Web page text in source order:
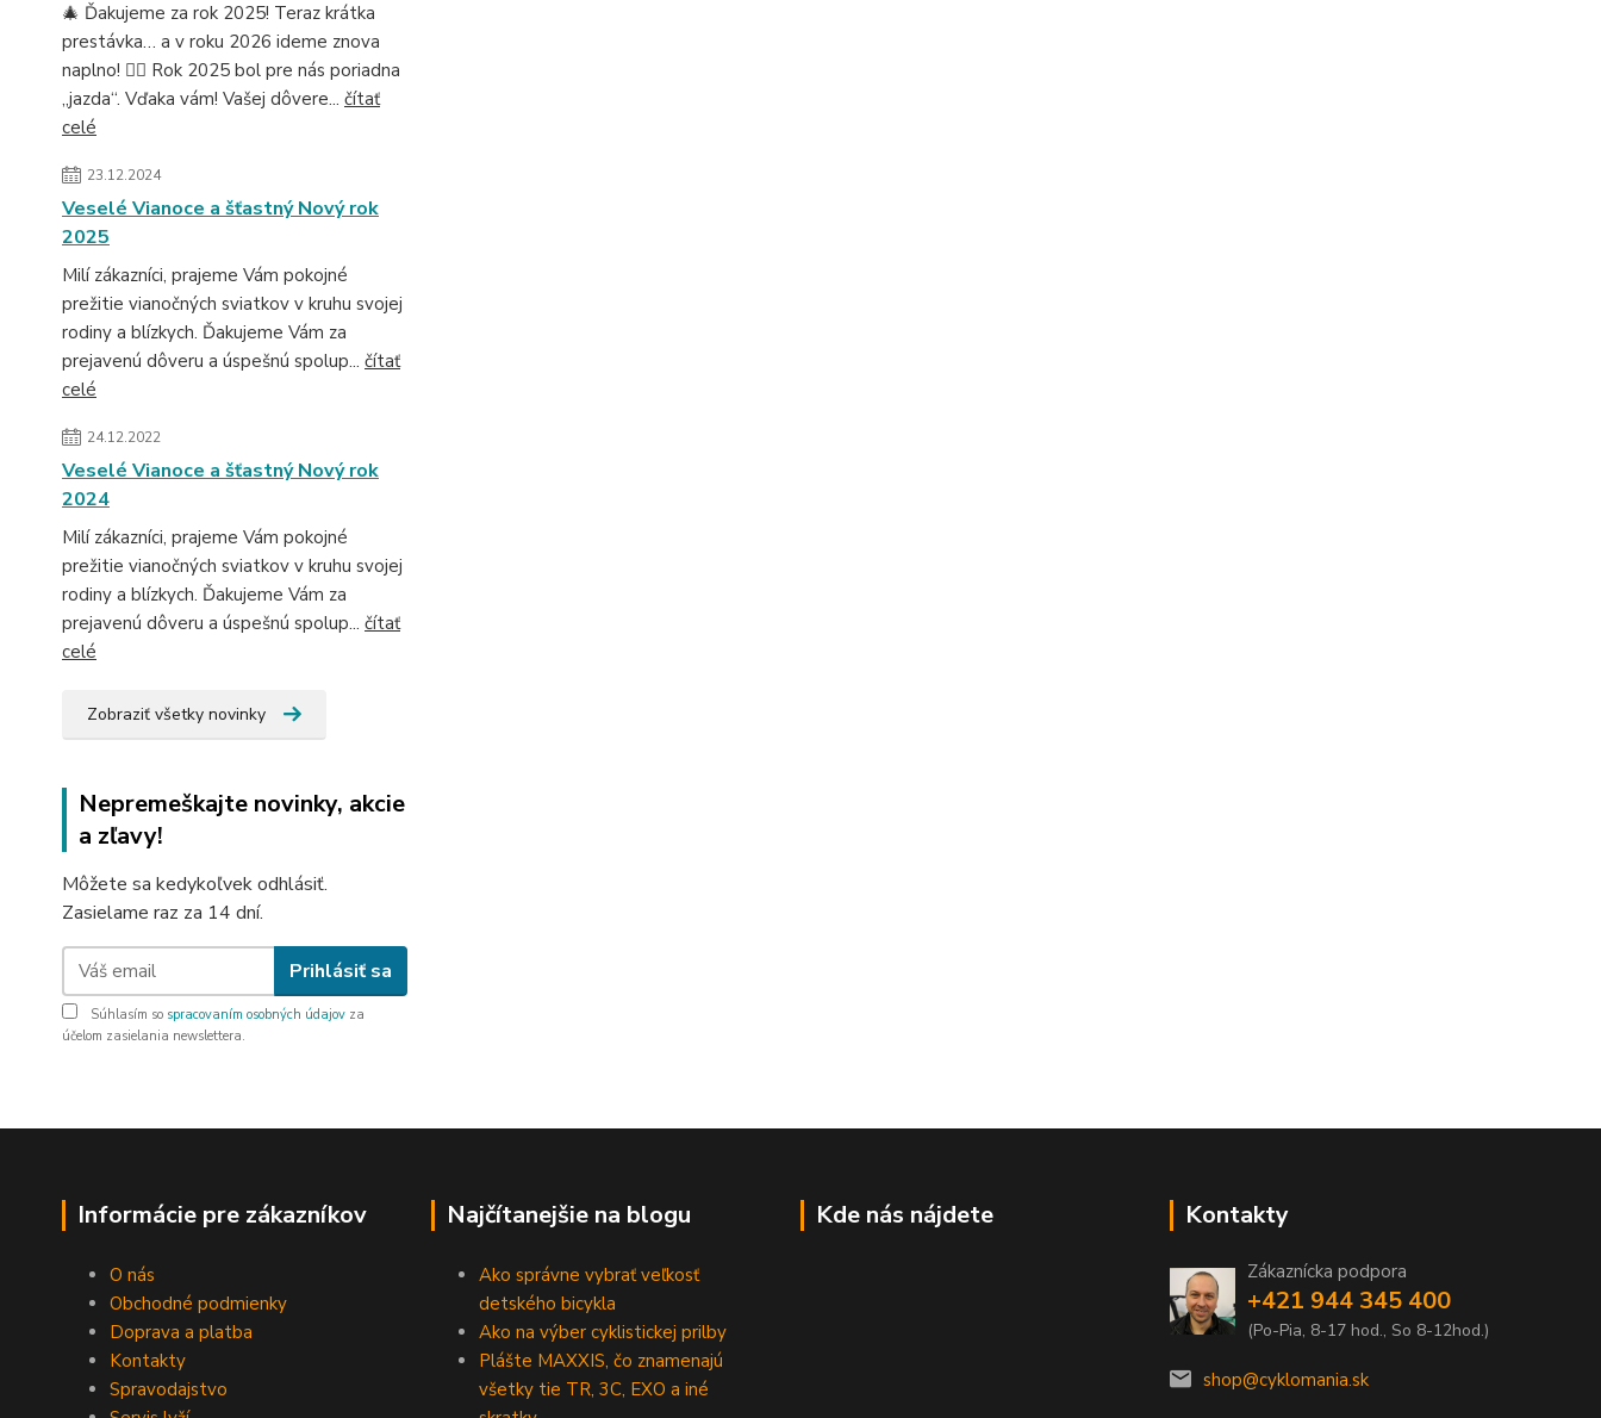
🎄 Ďakujeme za rok 2025! Teraz krátka
prestávka… a v roku 2026 ideme znova
naplno! 🚴‍♂️ Rok 2025 bol pre nás poriadna
„jazda“. Vďaka vám! Vašej dôvere... čítať
celé
23.12.2024
Veselé Vianoce a šťastný Nový rok
2025
Milí zákazníci, prajeme Vám pokojné
prežitie vianočných sviatkov v kruhu svojej
rodiny a blízkych. Ďakujeme Vám za
prejavenú dôveru a úspešnú spolup... čítať
celé
24.12.2022
Veselé Vianoce a šťastný Nový rok
2024
Milí zákazníci, prajeme Vám pokojné
prežitie vianočných sviatkov v kruhu svojej
rodiny a blízkych. Ďakujeme Vám za
prejavenú dôveru a úspešnú spolup... čítať
celé
Zobraziť všetky novinky
Nepremeškajte novinky, akcie
a zľavy!
Môžete sa kedykoľvek odhlásiť.
Zasielame raz za 14 dní.
Prihlásiť sa
Súhlasím so spracovaním osobných údajov za
účelom zasielania newslettera.
Informácie pre zákazníkov
O nás
Obchodné podmienky
Doprava a platba
Kontakty
Spravodajstvo
Najčítanejšie na blogu
Ako správne vybrať veľkosť
detského bicykla
Ako na výber cyklistickej prilby
Plášte MAXXIS, čo znamenajú
všetky tie TR, 3C, EXO a iné
Kde nás nájdete Kontakty
Zákaznícka podpora
+421 944 345 400
(Po-Pia, 8-17 hod., So 8-12hod.)
shop@cyklomania.sk